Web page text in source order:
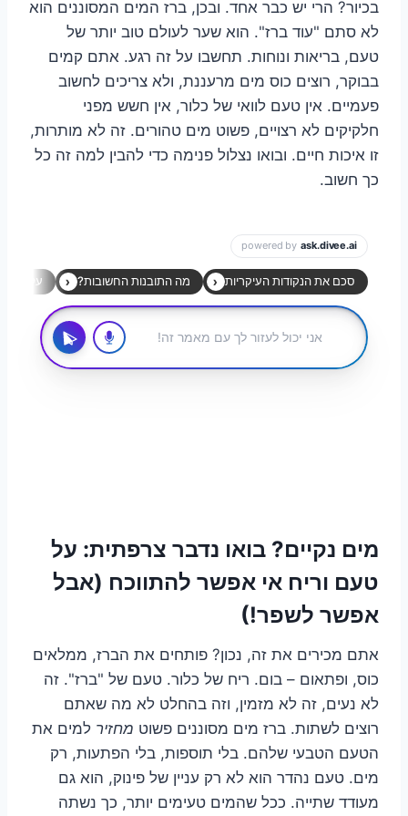
בכיור? הרי יש כבר אחד. ובכן, ברז המים המסוננים הוא
לא סתם "עוד ברז". הוא שער לעולם טוב יותר של
טעם, בריאות ונוחות. תחשבו על זה רגע. אתם קמים
בבוקר, רוצים כוס מים מרעננת, ולא צריכים לחשוב
פעמיים. אין טעם לוואי של כלור, אין חשש מפני
חלקיקים לא רצויים, פשוט מים טהורים. זה לא מותרות,
זו איכות חיים. ובואו נצלול פנימה כדי להבין למה זה כל
כך חשוב.
מים נקיים? בואו נדבר צרפתית: על
טעם וריח אי אפשר להתווכח (אבל
אפשר לשפר!)
אתם מכירים את זה, נכון? פותחים את הברז, ממלאים
כוס, ופתאום – בום. ריח של כלור. טעם של "ברז". זה
לא נעים, זה לא מזמין, וזה בהחלט לא מה שאתם
רוצים לשתות. ברז מים מסוננים פשוט מחזיר למים את
הטעם הטבעי שלהם. בלי תוספות, בלי הפתעות, רק
מים. טעם נהדר הוא לא רק עניין של פינוק, הוא גם
מעודד שתייה. ככל שהמים טעימים יותר, כך נשתה